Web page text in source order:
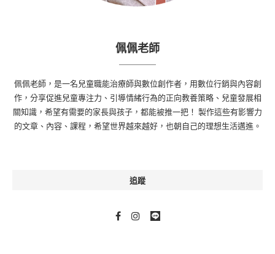
佩佩老師
佩佩老師，是一名兒童職能治療師與數位創作者，用數位行銷與內容創
作，分享促進兒童專注力、引導情緒行為的正向教養策略、兒童發展相
關知識，希望有需要的家長與孩子，都能被推一把！ 製作這些有影響力
的文章、內容、課程，希望世界越來越好，也朝自己的理想生活邁進。
追蹤